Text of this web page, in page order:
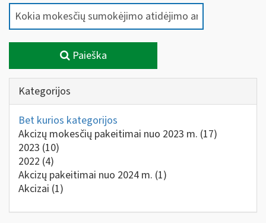
Paieška
Kategorijos
Bet kurios kategorijos
Akcizų mokesčių pakeitimai nuo 2023 m. (17)
2023 (10)
2022 (4)
Akcizų pakeitimai nuo 2024 m. (1)
Akcizai (1)